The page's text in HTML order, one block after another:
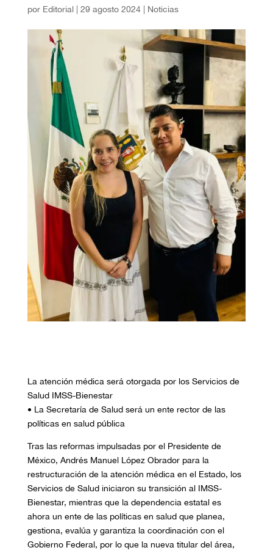
por Editorial| 29 agosto 2024| Noticias
La atención médica será otorgada por los Servicios de
Salud IMSS-Bienestar
• La Secretaría de Salud será un ente rector de las
políticas en salud pública
Tras las reformas impulsadas por el Presidente de
México, Andrés Manuel López Obrador para la
restructuración de la atención médica en el Estado, los
Servicios de Salud iniciaron su transición al IMSS-
Bienestar, mientras que la dependencia estatal es
ahora un ente de las políticas en salud que planea,
gestiona, evalúa y garantiza la coordinación con el
Gobierno Federal, por lo que la nueva titular del área,